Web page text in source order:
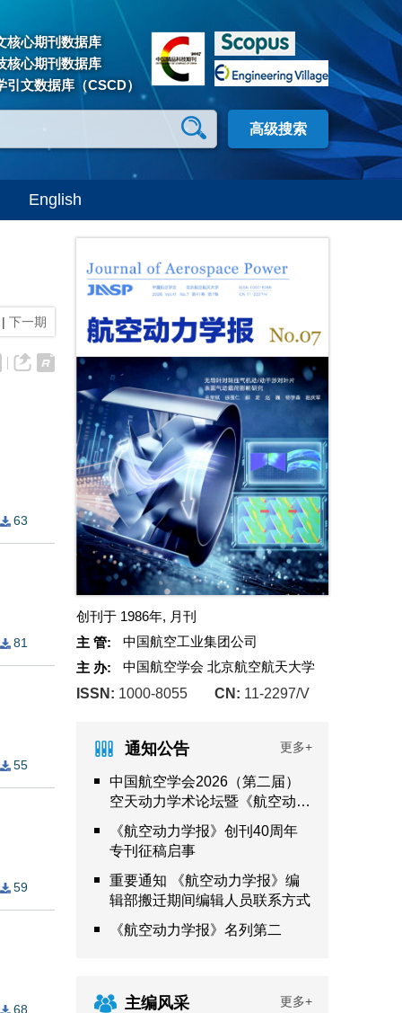
核心期刊数据库
核心期刊数据库
引文数据库（CSCD）
高级搜索
English
| 下一期
63
81
55
59
68
创刊于 1986年, 月刊
主 管:
中国航空工业集团公司
主 办:
中国航空学会 北京航空航天大学
ISSN: 1000-8055 CN: 11-2297/V
通知公告 更多+
中国航空学会2026（第二届）
空天动力学术论坛暨《航空动力
学报》创刊40年学术研讨会征
文及参会通知
《航空动力学报》创刊40周年
专刊征稿启事
重要通知 《航空动力学报》编
辑部搬迁期间编辑人员联系方式
《航空动力学报》名列第二
主编风采 更多+